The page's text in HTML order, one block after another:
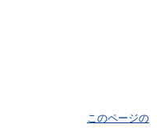
このページの